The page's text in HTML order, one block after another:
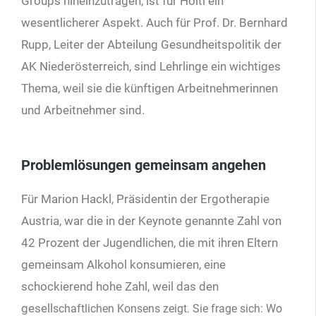
wesentlicherer Aspekt. Auch für Prof. Dr. Bernhard
Rupp, Leiter der Abteilung Gesundheitspolitik der
AK Niederösterreich, sind Lehrlinge ein wichtiges
Thema, weil sie die künftigen Arbeitnehmerinnen
und Arbeitnehmer sind.
Problemlösungen gemeinsam angehen
Für Marion Hackl, Präsidentin der Ergotherapie
Austria, war die in der Keynote genannte Zahl von
42 Prozent der Jugendlichen, die mit ihren Eltern
gemeinsam Alkohol konsumieren, eine
schockierend hohe Zahl, weil das den
gesell schaftlichen Konsens zeigt. Sie frage sich: Wo